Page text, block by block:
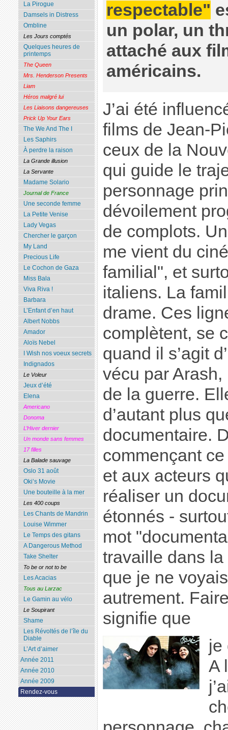
respectable"
un polar, un
attaché aux
américains.
J’ai été
films de Jean-
ceux de la
qui guide le
personnage
dévoilement
de complots.
me vient du
familial", et
italiens. La
drame. Ces
complètent, se
quand il s’agit
vécu par
de la guerre.
d’autant plus
documentaire.
commençant ce
et aux acteurs
réaliser un
étonnés -
mot
travaille dans la
que je ne
autrement.
signifie que
je
A
La Pirogue
Damsels in Distress
Ombline
Les Jours comptés
Quelques heures de
printemps
The Queen
Mrs. Henderson Presents
Liam
Héros malgré lui
Les Liaisons dangereuses
Prick Up Your Ears
The We And The I
Les Saphirs
À perdre la raison
La Grande illusion
La Servante
Madame Solario
Journal de France
Une seconde femme
La Petite Venise
Lady Vegas
Chercher le garçon
My Land
Precious Life
Le Cochon de Gaza
Miss Bala
Viva Riva !
Barbara
L’Enfant d’en haut
Albert Nobbs
Amador
Aloïs Nebel
I Wish nos voeux secrets
Indignados
Le Voleur
Jeux d’été
Elena
Americano
Donoma
L’Hiver dernier
Un monde sans femmes
17 filles
La Balade sauvage
Oslo 31 août
Oki’s Movie
Une bouteille à la mer
Les 400 coups
Les Chants de Mandrin
Louise Wimmer
Le Temps des gitans
A Dangerous Method
Take Shelter
To be or not to be
Les Acacias
Tous au Larzac
Le Gamin au vélo
Le Soupirant
Shame
Les Révoltés de l’île du
Diable
L’Art d’aimer
Année 2011
Année 2010
Année 2009
Rendez-vous